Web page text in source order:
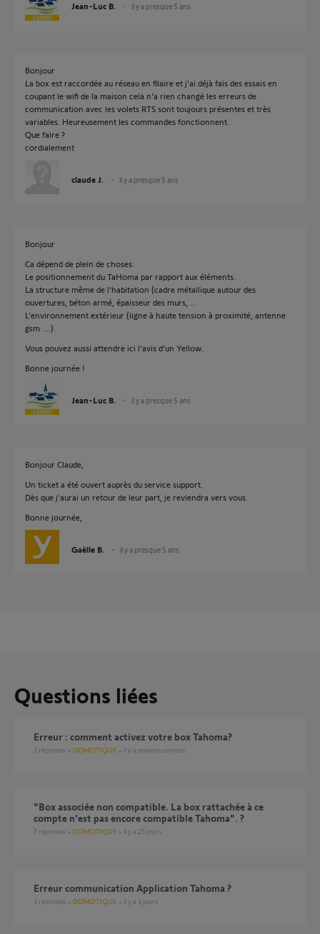
Jean-Luc B. il y a presque 5 ans
Bonjour
La box est raccordée au réseau en filaire et j'ai déjà fais des essais en
coupant le wifi de la maison cela n'a rien changé les erreurs de
communication avec les volets RTS sont toujours présentes et très
variables. Heureusement les commandes fonctionnent.
Que faire ?
cordialement
claude J. il y a presque 5 ans
Bonjour
Ca dépend de plein de choses:
Le positionnement du TaHoma par rapport aux éléments.
La structure même de l'habitation (cadre métallique autour des
ouvertures, béton armé, épaisseur des murs, ...
L'environnement extérieur (ligne à haute tension à proximité, antenne
gsm ....).
Vous pouvez aussi attendre ici l'avis d'un Yellow.
Bonne journée !
Jean-Luc B. il y a presque 5 ans
Bonjour Claude,
Un ticket a été ouvert auprès du service support.
Dès que j'aurai un retour de leur part, je reviendra vers vous.
Bonne journée,
Gaëlle B. il y a presque 5 ans
Questions liées
Erreur : comment activez votre box Tahoma?
2 réponses DOMOTIQUE il y a environ un mois
"Box associée non compatible. La box rattachée à ce
compte n'est pas encore compatible Tahoma". ?
7 réponses DOMOTIQUE il y a 25 jours
Erreur communication Application Tahoma ?
3 réponses DOMOTIQUE il y a 3 jours